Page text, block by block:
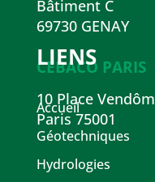
Bâtiment C
69730 GENAY
CEBACO PARIS
10 Place
Paris 75001
LIENS
Accueil
Géotechniques
Hydrologies